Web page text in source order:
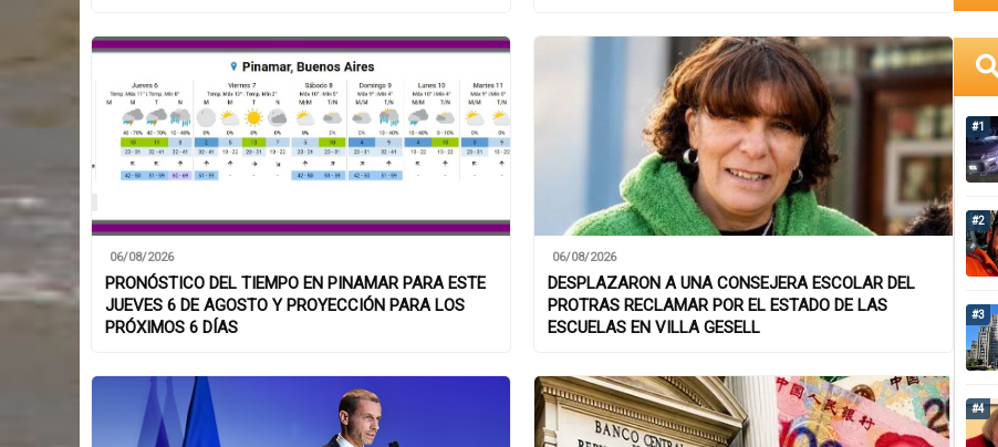
06/08/2026
PRONÓSTICO DEL TIEMPO EN PINAMAR PARA ESTE
JUEVES 6 DE AGOSTO Y PROYECCIÓN PARA LOS
PRÓXIMOS 6 DÍAS
06/08/2026
DESPLAZARON A UNA CONSEJERA ESCOLAR DEL
PROTRAS RECLAMAR POR EL ESTADO DE LAS
ESCUELAS EN VILLA GESELL
#1
#2
#3
#4